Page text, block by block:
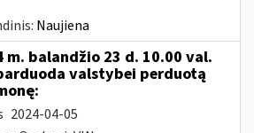
Naujiena
m. balandžio 23 d. 10.00 val.
valstybei perduotą
2024-04-05